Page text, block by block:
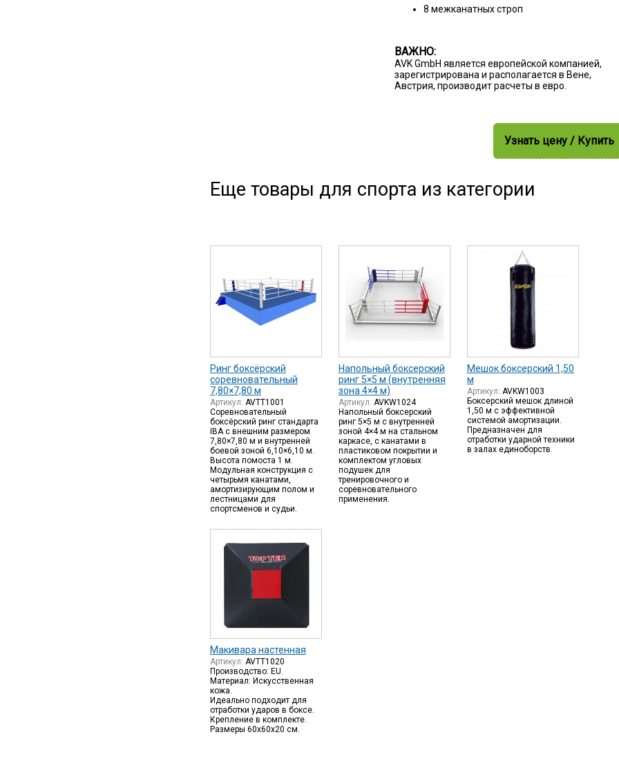
8 межканатных строп
ВАЖНО:
AVK GmbH является европейской компанией,
зарегистрирована и располагается в Вене,
Австрия, производит расчеты в евро.
Узнать цену / Купить
Еще товары для спорта из категории
Ринг боксёрский
соревновательный
7,80×7,80 м
Артикул: AVTT1001
Соревновательный
боксёрский ринг стандарта
IBA с внешним размером
7,80×7,80 м и внутренней
боевой зоной 6,10×6,10 м.
Высота помоста 1 м.
Модульная конструкция с
четырьмя канатами,
амортизирующим полом и
лестницами для
спортсменов и судьи.
Напольный боксерский
ринг 5×5 м (внутренняя
зона 4×4 м)
Артикул: AVKW1024
Напольный боксерский
ринг 5×5 м с внутренней
зоной 4×4 м на стальном
каркасе, с канатами в
пластиковом покрытии и
комплектом угловых
подушек для
тренировочного и
соревновательного
применения.
Мешок боксерский 1,50
м
Артикул: AVKW1003
Боксерский мешок длиной
1,50 м с эффективной
системой амортизации.
Предназначен для
отработки ударной техники
в залах единоборств.
Макивара настенная
Артикул: AVTT1020
Производство: EU.
Материал: Искусственная
кожа.
Идеально подходит для
отработки ударов в боксе.
Крепление в комплекте.
Размеры 60х60х20 см.